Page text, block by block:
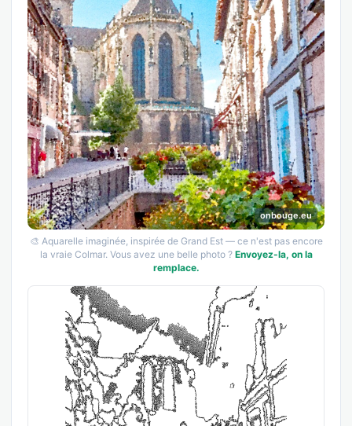
onbouge.eu
🎨 Aquarelle imaginée, inspirée de Grand Est — ce n'est pas encore
la vraie Colmar. Vous avez une belle photo ? Envoyez-la, on la
remplace.